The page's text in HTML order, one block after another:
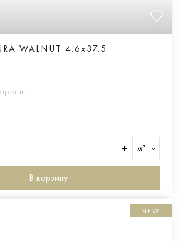
WALNUT 4.6x37.5
м²
В корзину
NEW